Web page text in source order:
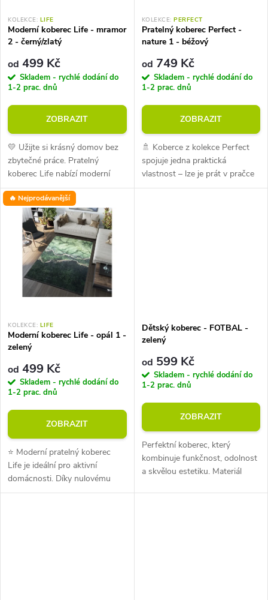
p
r
o
d
u
k
t
s
p
r
o
d
u
k
KOLEKCE: LIFE
Moderní koberec Life - mramor
2 - černý/zlatý
od 499 Kč
Skladem - rychlé dodání do
1-2 prac. dnů
ZOBRAZIT
💛 Užijte si krásný domov bez
zbytečné práce. Pratelný
koberec Life nabízí moderní
design, snadné čištění díky
nulovému vlasu a možnost
praní v pračce u menších
rozměrů....
KOLEKCE: PERFECT
Pratelný koberec Perfect -
nature 1 - béžový
od 749 Kč
Skladem - rychlé dodání do
1-2 prac. dnů
ZOBRAZIT
🚿 Koberce z kolekce Perfect
spojuje jedna praktická
vlastnost – lze je prát v pračce
při teplotě do 30 °C. 💦 Spodní
🔥 Nejprodávanější
KOLEKCE: LIFE
Moderní koberec Life - opál 1 -
zelený
od 499 Kč
Skladem - rychlé dodání do
1-2 prac. dnů
ZOBRAZIT
⭐ Moderní pratelný koberec
Life je ideální pro aktivní
domácnosti. Díky nulovému
vlasu se snadno udržuje a do
Dětský koberec - FOTBAL -
zelený
od 599 Kč
Skladem - rychlé dodání do
1-2 prac. dnů
ZOBRAZIT
Perfektní koberec, který
kombinuje funkčnost, odolnost
a skvělou estetiku. Materiál